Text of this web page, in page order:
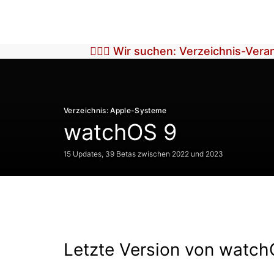
🕵🏼‍♀️ Wir suchen: Verzeichnis-
Verzeichnis: Apple-Systeme
watchOS 9
15 Updates, 39 Betas zwischen 2022 und 2023
Letzte Version von